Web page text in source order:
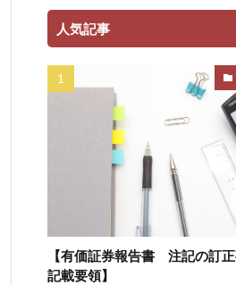
人気記事
【有価証券報告書 注記の訂
記載要領】